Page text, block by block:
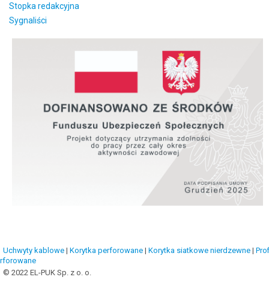
Stopka redakcyjna
Sygnaliści
Uchwyty kablowe | Korytka perforowane | Korytka siatkowe nierdzewne |
© 2022 EL-PUK Sp. z o. o.